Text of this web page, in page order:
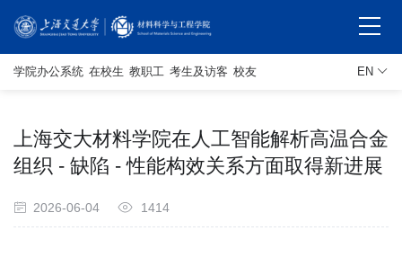
学院办公系统 在校生 教职工 考生及访客 校友 EN
上海交大材料学院在人工智能解析高温合金
组织 - 缺陷 - 性能构效关系方面取得新进展
2026-06-04 1414